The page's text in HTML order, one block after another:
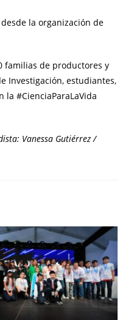
la organización de
familias de productores y
Investigación, estudiantes,
#CienciaParaLaVida
Vanessa Gutiérrez /